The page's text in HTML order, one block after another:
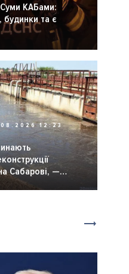
Суми КАБами:
та є
12:23
Сабарові, —